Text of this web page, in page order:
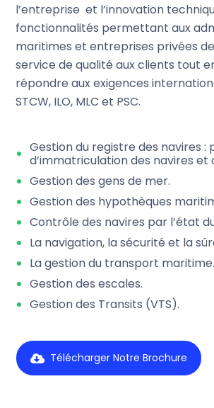
l’entreprise et l’innovation
fonctionnalités permettant aux
maritimes et entreprises privées
service de qualité aux clients tout
répondre aux exigences
STCW, ILO, MLC et PSC.
Gestion du registre des navires :
d’immatriculation des navires
Gestion des gens de mer.
Gestion des hypothèques
Contrôle des navires par l’état
La navigation, la sécurité et la
La gestion du transport maritime.
Gestion des escales.
Gestion des Transits (VTS).
Télécharger Notre Brochure